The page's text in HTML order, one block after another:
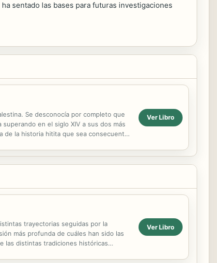
sentado las bases para futuras investigaciones
Se desconocía por completo que
en el siglo XIV a sus dos más
de la historia hitita que sea consecuente
Ver Libro
trayectorias seguidas por la
más profunda de cuáles han sido las
las distintas tradiciones históricas
Ver Libro